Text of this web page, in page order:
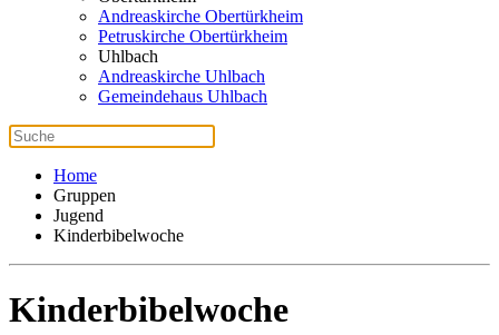
Andreaskirche Obertürkheim
Petruskirche Obertürkheim
Uhlbach
Andreaskirche Uhlbach
Gemeindehaus Uhlbach
Home
Gruppen
Jugend
Kinderbibelwoche
Kinderbibelwoche